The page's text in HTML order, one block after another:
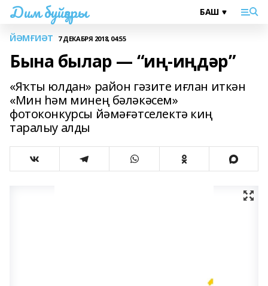
Дим буйҙары
ЙӘМҒИӘТ 7 ДЕКАБРЯ 2018, 04:55
Бына былар — “иң-иңдәр”
«Яҡты юлдан» район гәзите иғлан иткән
«Мин hәм минең бәләкәсем»
фотоконкурсы йәмәғәтселектә киң
таралыу алды